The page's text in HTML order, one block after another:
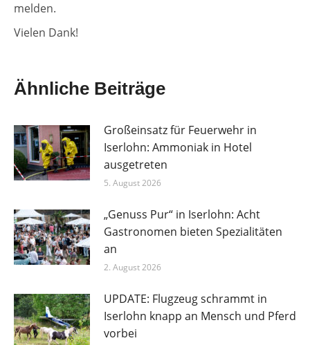
melden.
Vielen Dank!
Ähnliche Beiträge
Großeinsatz für Feuerwehr in
Iserlohn: Ammoniak in Hotel
ausgetreten
5. August 2026
„Genuss Pur“ in Iserlohn: Acht
Gastronomen bieten Spezialitäten
an
2. August 2026
UPDATE: Flugzeug schrammt in
Iserlohn knapp an Mensch und Pferd
vorbei